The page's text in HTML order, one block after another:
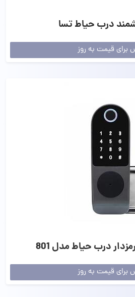
درب حیاط تسا
برای قیمت به روز
درب حیاط مدل 801
برای قیمت به روز